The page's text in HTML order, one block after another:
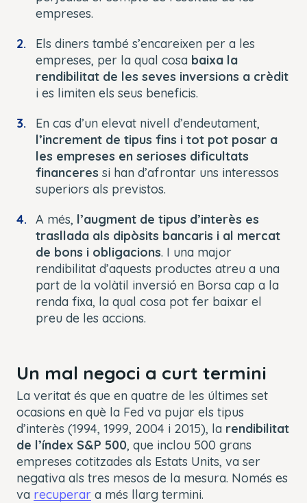
empreses.
Els diners també s’encareixen per a les
empreses, per la qual cosa baixa la
rendibilitat de les seves inversions a crèdit
i es limiten els seus beneficis.
En cas d’un elevat nivell d’endeutament,
l’increment de tipus fins i tot pot posar a
les empreses en serioses dificultats
financeres si han d’afrontar uns interessos
superiors als previstos.
A més, l’augment de tipus d’interès es
trasllada als dipòsits bancaris i al mercat
de bons i obligacions. I una major
rendibilitat d’aquests productes atreu a una
part de la volàtil inversió en Borsa cap a la
renda fixa, la qual cosa pot fer baixar el
preu de les accions.
Un mal negoci a curt termini
La veritat és que en quatre de les últimes set
ocasions en què la Fed va pujar els tipus
d’interès (1994, 1999, 2004 i 2015), la rendibilitat
de l’índex S&P 500, que inclou 500 grans
empreses cotitzades als Estats Units, va ser
negativa als tres mesos de la mesura. Només es
va recuperar a més llarg termini.